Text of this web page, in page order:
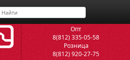
Опт
8(812) 335-05-58
Розница
8(812) 920-27-75